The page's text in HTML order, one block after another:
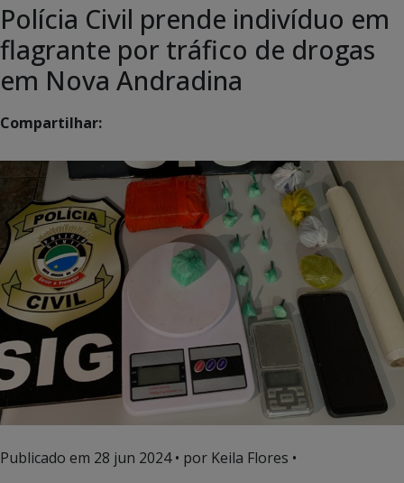
Polícia Civil prende indivíduo em
flagrante por tráfico de drogas
em Nova Andradina
Compartilhar:
Publicado em 28 jun 2024• por Keila Flores •